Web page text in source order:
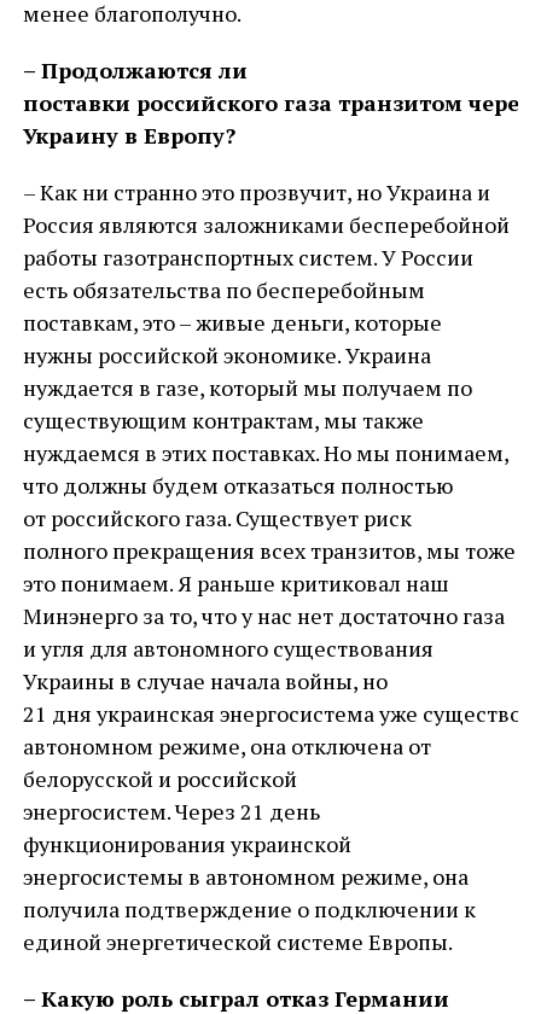
менее благополучно.
– Продолжаются ли
поставки российского газа транзитом через
Украину в Европу?
– Как ни странно это прозвучит, но Украина и
Россия являются заложниками бесперебойной
работы газотранспортных систем. У России
есть обязательства по бесперебойным
поставкам, это – живые деньги, которые
нужны российской экономике. Украина
нуждается в газе, который мы получаем по
существующим контрактам, мы также
нуждаемся в этих поставках. Но мы понимаем,
что должны будем отказаться полностью
от российского газа. Существует риск
полного прекращения всех транзитов, мы тоже
это понимаем. Я раньше критиковал наш
Минэнерго за то, что у нас нет достаточно газа
и угля для автономного существования
Украины в случае начала войны, но
21 дня украинская энергосистема уже
автономном режиме, она отключена от
белорусской и российской
энергосистем. Через 21 день
функционирования украинской
энергосистемы в автономном режиме, она
получила подтверждение о подключении к
единой энергетической системе Европы.
– Какую роль сыграл отказ Германии